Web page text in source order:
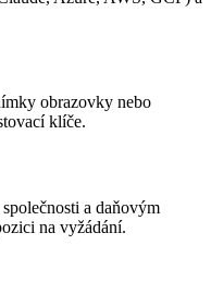
obrazovky nebo
klíče.
a daňovým
na vyžádání.